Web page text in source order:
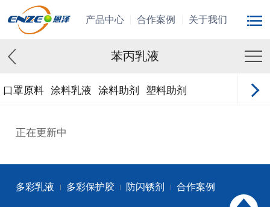
产品中心 合作案例 关于我们
苯丙乳液
口罩原料 涂料乳液 涂料助剂 塑料助剂
正在更新中
多彩乳液 多彩保护胶 防闪锈剂 合作案例